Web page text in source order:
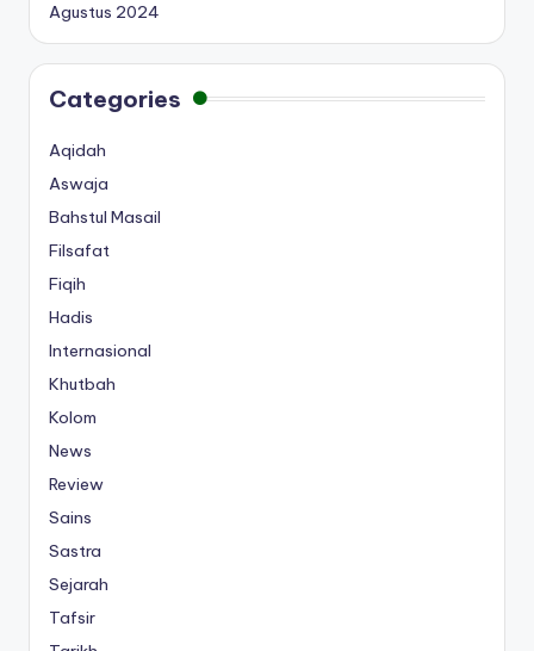
Agustus 2024
Categories
Aqidah
Aswaja
Bahstul Masail
Filsafat
Fiqih
Hadis
Internasional
Khutbah
Kolom
News
Review
Sains
Sastra
Sejarah
Tafsir